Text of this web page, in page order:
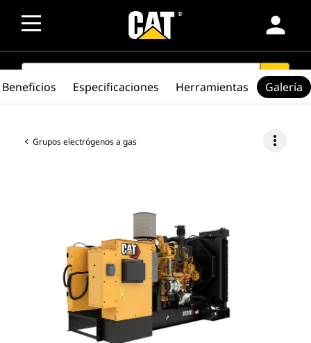
person
SEARCH search
Grupos electrógenos a gas more_vert
Beneficios Especificaciones Herramientas Galería